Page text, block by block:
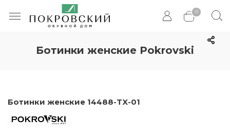
0
Ботинки женские Pokrovski
Ботинки женские 14488-TX-01